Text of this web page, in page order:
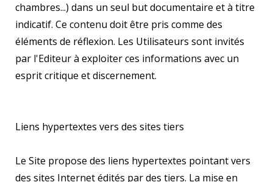
chambres...) dans un seul but documentaire et à titre
indicatif. Ce contenu doit être pris comme des
éléments de réflexion. Les Utilisateurs sont invités
par l'Editeur à exploiter ces informations avec un
esprit critique et discernement.
Liens hypertextes vers des sites tiers
Le Site propose des liens hypertextes pointant vers
des sites Internet édités par des tiers. La mise en